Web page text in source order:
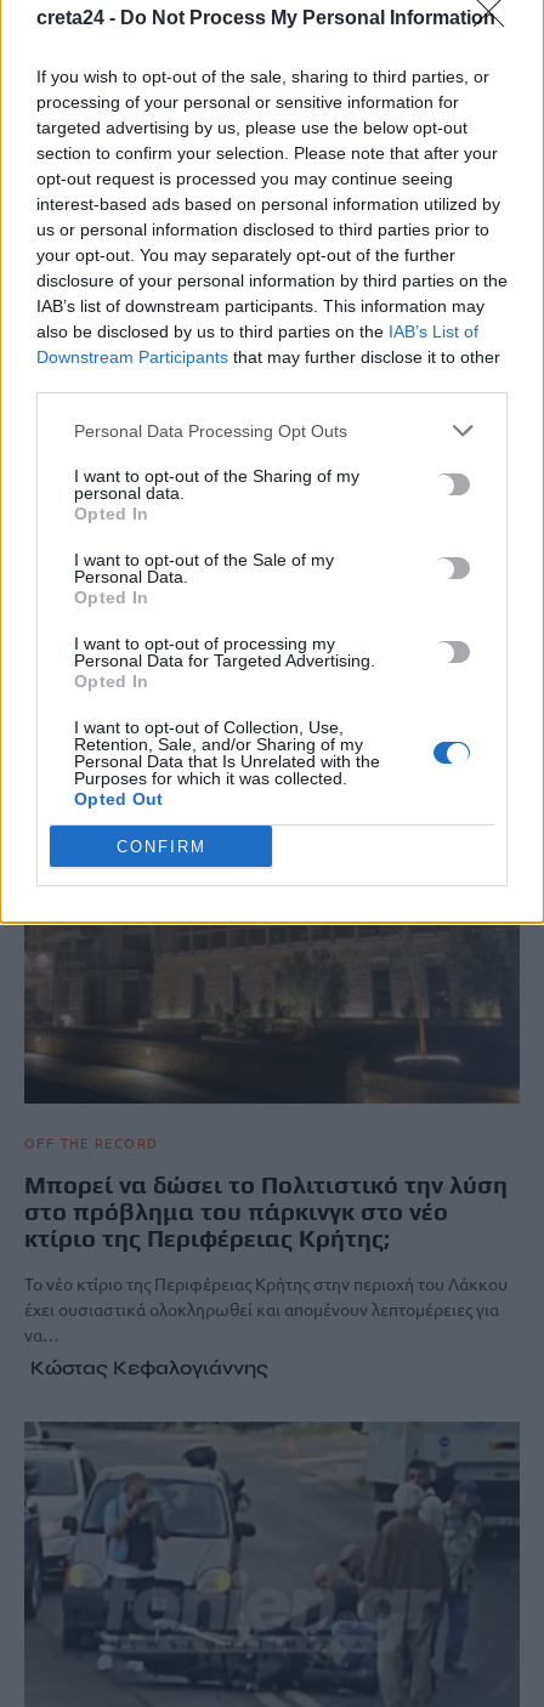
creta24 - Do Not Process My Personal Information
If you wish to opt-out of the sale, sharing to third parties, or
processing of your personal or sensitive information for
targeted advertising by us, please use the below opt-out
section to confirm your selection. Please note that after your
opt-out request is processed you may continue seeing
interest-based ads based on personal information utilized by
us or personal information disclosed to third parties prior to
your opt-out. You may separately opt-out of the further
disclosure of your personal information by third parties on the
IAB’s list of downstream participants. This information may
also be disclosed by us to third parties on the IAB’s List of
Downstream Participants that may further disclose it to other
Personal Data Processing Opt Outs
I want to opt-out of the Sharing of my
personal data.
Opted In
I want to opt-out of the Sale of my
Personal Data.
Opted In
I want to opt-out of processing my
Personal Data for Targeted Advertising.
Opted In
I want to opt-out of Collection, Use,
Retention, Sale, and/or Sharing of my
Personal Data that Is Unrelated with the
Purposes for which it was collected.
Opted Out
CONFIRM
5 Αυγούστου, 2026
Η Βρετανική κυβέρνηση δεν θα προχωρήσει σε διεξαγωγή
έρευνας για τον Επστάιν
5 Αυγούστου, 2026
Η «Ειρήνη» του Αριστοφάνη στην Παιδική – Εφηβική
Βιβλιοθήκη Δημοτικού Κήπου
5 Αυγούστου, 2026
Εκδήλωση Τιμής και Μνήμης για τον Μενέλαο Παρλαμά
5 Αυγούστου, 2026
ΗΡΑΚΛΕΙΟ
ΣΧΕΤΙΚΆ ΆΡΘΡΑ
OFF THE RECORD
Μπορεί να δώσει το Πολιτιστικό την λύση
στο πρόβλημα του πάρκινγκ στο νέο
κτίριο της Περιφέρειας Κρήτης;
Το νέο κτίριο της Περιφέρειας Κρήτης στην περιοχή του Λάκκου
έχει ουσιαστικά ολοκληρωθεί και απομένουν λεπτομέρειες για
να…
Κώστας Κεφαλογιάννης